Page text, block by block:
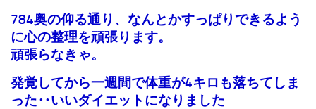
784奥の仰る通り、なんとかすっぱりできるよう
に心の整理を頑張ります。
頑張らなきゃ。
発覚してから一週間で体重が4キロも落ちてしま
った‥いいダイエットになりました